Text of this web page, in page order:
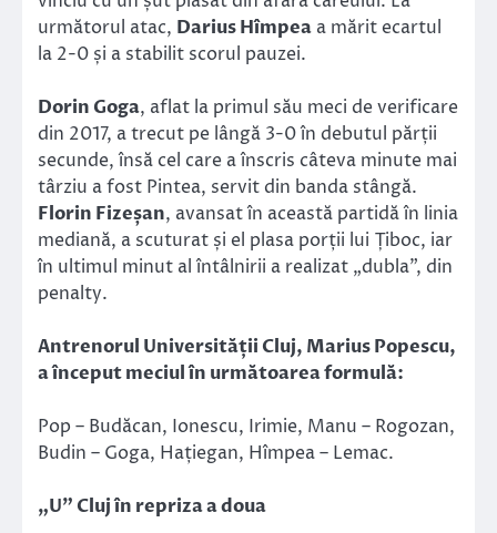
următorul atac, Darius Hîmpea a mărit ecartul
la 2-0 și a stabilit scorul pauzei.
Dorin Goga, aflat la primul său meci de verificare
din 2017, a trecut pe lângă 3-0 în debutul părții
secunde, însă cel care a înscris câteva minute mai
târziu a fost Pintea, servit din banda stângă.
Florin Fizeșan, avansat în această partidă în linia
mediană, a scuturat și el plasa porții lui Țiboc, iar
în ultimul minut al întâlnirii a realizat „dubla”, din
penalty.
Antrenorul Universității Cluj, Marius Popescu,
a început meciul în următoarea formulă:
Pop – Budăcan, Ionescu, Irimie, Manu – Rogozan,
Budin – Goga, Hațiegan, Hîmpea – Lemac.
„U” Cluj în repriza a doua